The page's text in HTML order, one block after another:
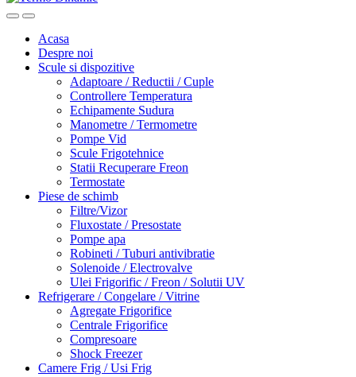
Acasa
Despre noi
Scule si dispozitive
Adaptoare / Reductii / Cuple
Controllere Temperatura
Echipamente Sudura
Manometre / Termometre
Pompe Vid
Scule Frigotehnice
Statii Recuperare Freon
Termostate
Piese de schimb
Filtre/Vizor
Fluxostate / Presostate
Pompe apa
Robineti / Tuburi antivibratie
Solenoide / Electrovalve
Ulei Frigorific / Freon / Solutii UV
Refrigerare / Congelare / Vitrine
Agregate Frigorifice
Centrale Frigorifice
Compresoare
Shock Freezer
Camere Frig / Usi Frig